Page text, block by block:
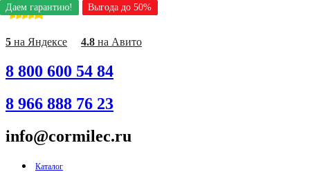
Перейти
к
содержимому
5 на Яндексе 4.8 на Авито
8 800 600 54 84
8 966 888 76 23
info@cormilec.ru
Каталог
Даем гарантию! Выгода до 50%
Даем гарантию! Выгода до 50%
Даем гарантию! Выгода до 50%
Даем гарантию! Выгода до 50%
Даем гарантию! Выгода до 50%
Даем гарантию! Выгода до 50%
Даем гарантию! Выгода до 50%
Даем гарантию! Выгода до 50%
Даем гарантию! Выгода до 50%